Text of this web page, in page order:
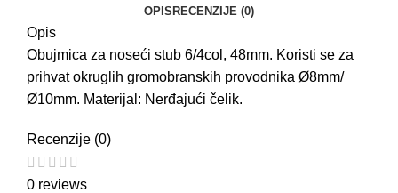
OPISRECENZIJE (0)
Opis
Obujmica za noseći stub 6/4col, 48mm. Koristi se za
prihvat okruglih gromobranskih provodnika Ø8mm/
Ø10mm. Materijal: Nerđajući čelik.
Recenzije (0)
0 reviews